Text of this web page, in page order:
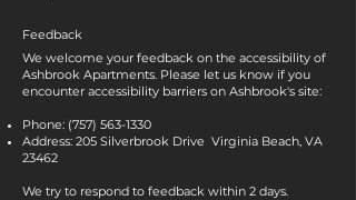
Feedback
We welcome your feedback on the accessibility of
Ashbrook Apartments. Please let us know if you
encounter accessibility barriers on Ashbrook's site:
Phone: (757) 563-1330
Address: 205 Silverbrook Drive Virginia Beach, VA
23462
We try to respond to feedback within 2 days.